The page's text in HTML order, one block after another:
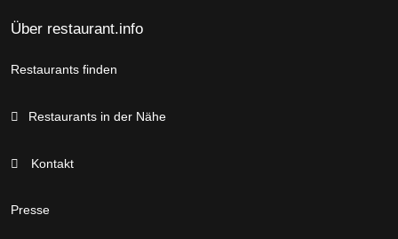
Über restaurant.info
Restaurants finden
Restaurants in der Nähe
Kontakt
Presse